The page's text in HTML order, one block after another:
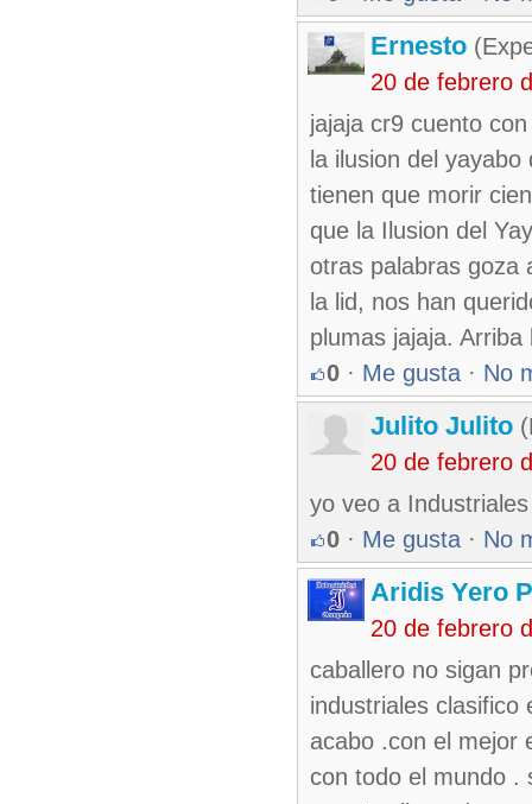
Ernesto
20 de febrero
jajaja cr9 cuento
la ilusion del
tienen que morir
que la Ilusion del
otras palabras goza
la lid, nos han
plumas jajaja.
0 · Me gusta · No
Julito Julito
20 de febrero
yo veo a
0 · Me gusta · No
Aridis Yero
20 de febrero
caballero no sigan
industriales clasifico
acabo .con el mejor
con todo el mundo .